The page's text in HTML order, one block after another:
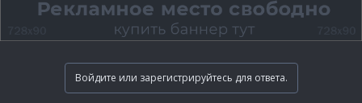
Войдите или зарегистрируйтесь для ответа.